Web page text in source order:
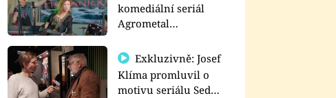
komediální seriál
Agrometal
prima+
Exkluzivně: Josef
Klíma promluvil o
motivu seriálu Sedm